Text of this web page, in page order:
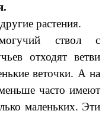
растения.
ствол с
отходят ветви
веточки. А на
часто имеют
маленьких. Эти